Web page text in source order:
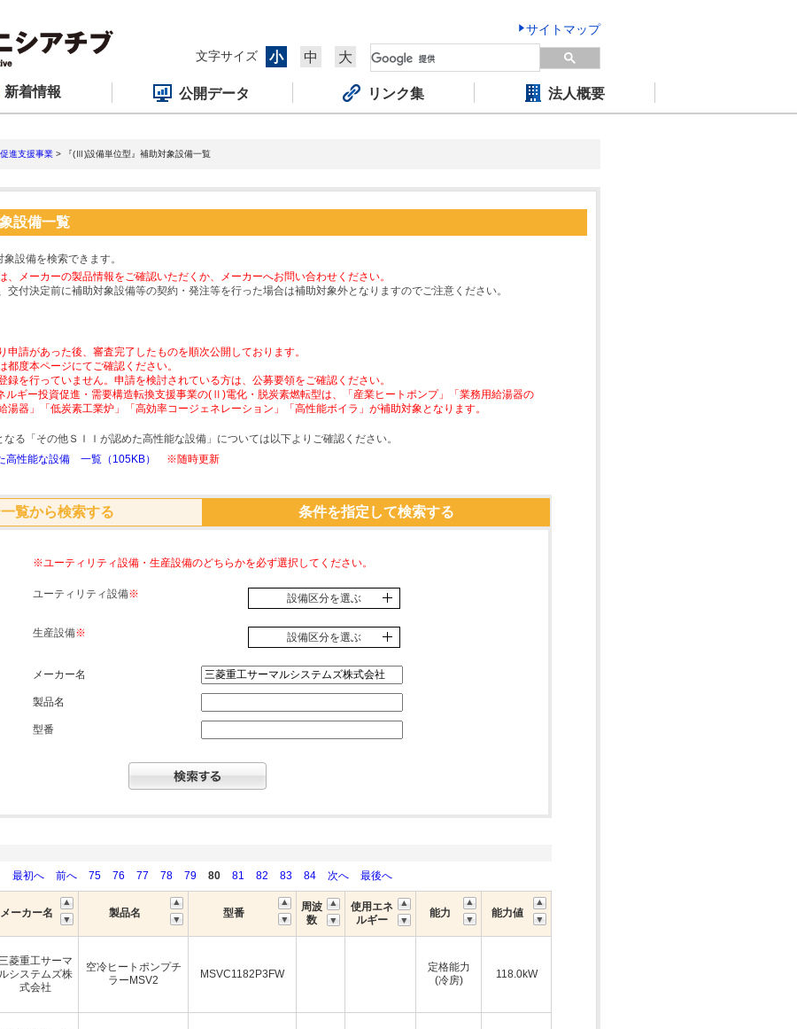
サイトマップ
文字サイズ
小 中 大
新着情報 公開データ リンク集 法人概要
進支援事業 > 『(Ⅲ)設備単位型』補助対象設備一覧
設備一覧
設備を検索できます。
メーカーの製品情報をご確認いただくか、メーカーへお問い合わせください。
付決定前に補助対象設備等の契約・発注等を行った場合は補助対象外となりますのでご注意ください。
請があった後、審査完了したものを順次公開しております。
都度本ページにてご確認ください。
を行っていません。申請を検討されている方は、公募要領をご確認ください。
ギー投資促進・需要構造転換支援事業の(Ⅱ)電化・脱炭素燃転型は、「産業ヒートポンプ」「業務用給湯器の
湯器」「低炭素工業炉」「高効率コージェネレーション」「高性能ボイラ」が補助対象となります。
る「その他ＳＩＩが認めた高性能な設備」については以下よりご確認ください。
高性能な設備 一覧（105KB）
※随時更新
覧から検索する 条件を指定して検索する
※ユーティリティ設備・生産設備のどちらかを必ず選択してください。
ユーティリティ設備※ 設備区分を選ぶ
生産設備※ 設備区分を選ぶ
メーカー名
製品名
型番
最初へ
前へ 75 76 77 78 79 80 81 82 83 84 次へ 最後へ
メーカー名 製品名 型番
周波
数
使用エネ
ルギー
能力 能力値
三菱重工サーマ
ルシステムズ株
式会社
空冷ヒートポンプチ
ラーMSV2
MSVC1182P3FW
定格能力
(冷房)
118.0kW